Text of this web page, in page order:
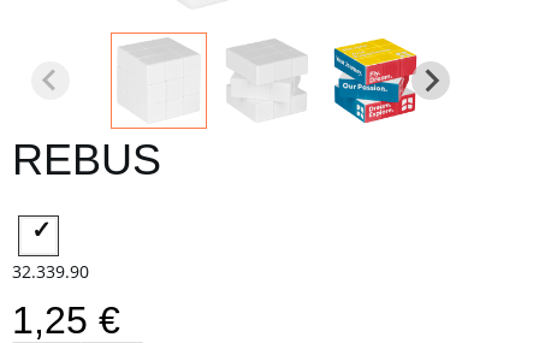
REBUS
32.339.90
1,25 €